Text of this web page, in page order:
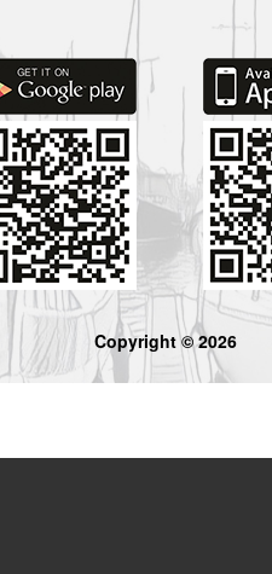
Copyright © 2026